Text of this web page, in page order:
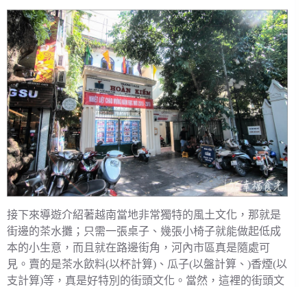
接下來導遊介紹著越南當地非常獨特的風土文化，那就是
街邊的茶水攤；只需一張桌子、幾張小椅子就能做起低成
本的小生意，而且就在路邊街角，河內市區真是隨處可
見。賣的是茶水飲料(以杯計算)、瓜子(以盤計算、)香煙(以
支計算)等，真是好特別的街頭文化。當然，這裡的街頭文